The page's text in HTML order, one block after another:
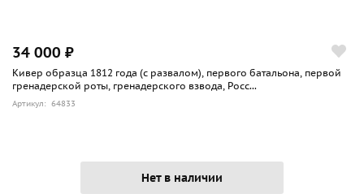
34 000 ₽
Кивер образца 1812 года (с развалом), первого батальона, первой
гренадерской роты, гренадерского взвода, Росс...
Артикул: 64833
Нет в наличии